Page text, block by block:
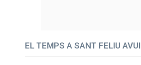
EL TEMPS A SANT FELIU AVUI